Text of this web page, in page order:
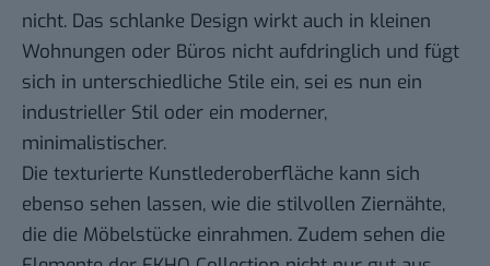
nicht. Das schlanke Design wirkt auch in kleinen
Wohnungen oder Büros nicht aufdringlich und fügt
sich in unterschiedliche Stile ein, sei es nun ein
industrieller Stil oder ein moderner,
minimalistischer.
Die texturierte Kunstlederoberfläche kann sich
ebenso sehen lassen, wie die stilvollen Ziernähte,
die die Möbelstücke einrahmen. Zudem sehen die